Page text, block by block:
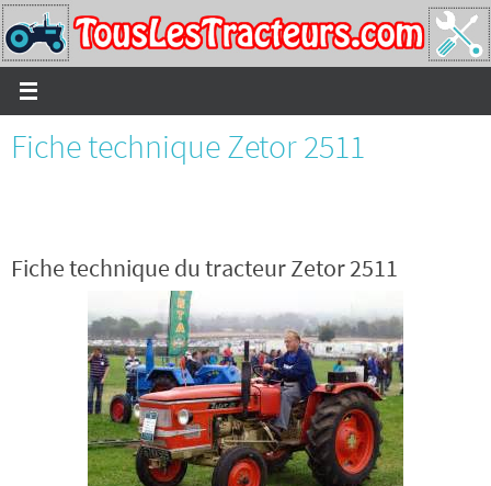
Passer
vers
le
contenu
Fiche technique Zetor 2511
Fiche technique du tracteur Zetor 2511